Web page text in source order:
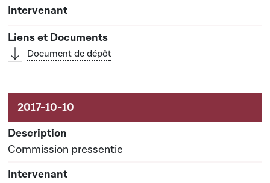
Document de dépôt
Commission pressentie